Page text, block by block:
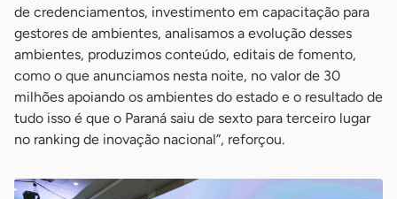
de credenciamentos, investimento em capacitação para
gestores de ambientes, analisamos a evolução desses
ambientes, produzimos conteúdo, editais de fomento,
como o que anunciamos nesta noite, no valor de 30
milhões apoiando os ambientes do estado e o resultado de
tudo isso é que o Paraná saiu de sexto para terceiro lugar
no ranking de inovação nacional”, reforçou.